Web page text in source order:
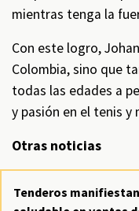
mientras tenga la
Con este logro,
Colombia, sino que
todas las edades a
y pasión en el tenis y
Otras noticias
Tenderos